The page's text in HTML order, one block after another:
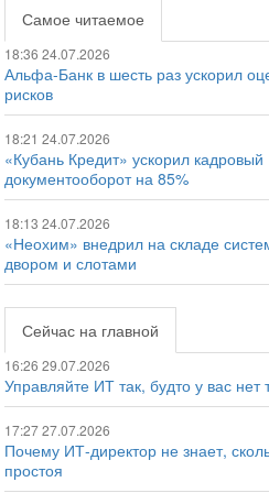
Самое читаемое
18:36 24.07.2026
Альфа-Банк в шесть раз ускорил
рисков
18:21 24.07.2026
«Кубань Кредит» ускорил кадровый
документооборот на 85%
18:13 24.07.2026
«Неохим» внедрил на складе
двором и слотами
Сейчас на главной
16:26 29.07.2026
Управляйте ИТ так, будто у вас нет
17:27 27.07.2026
Почему ИТ-директор не знает,
простоя